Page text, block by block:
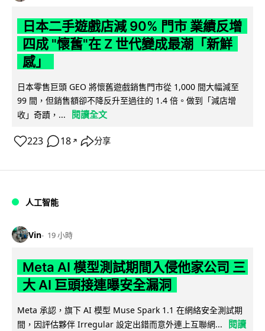
日本二手遊戲店減 90% 門市 業績反增
四成 "懷舊"在 Z 世代變成最潮「新鮮
感」
日本零售巨頭 GEO 將懷舊遊戲銷售門市從 1,000 間大幅減至
99 間，但銷售額卻不降反升至過往的 1.4 倍。做到「減店增
收」奇蹟，...
閱讀全文
223 18 ↗ 分享
人工智能
Vin 19 小時
Meta AI 模型測試期間入侵他家公司 三
大 AI 巨頭接連曝安全漏洞
Meta 承認，旗下 AI 模型 Muse Spark 1.1 在網絡安全測試期
間，因評估夥伴 Irregular 設定出錯而意外連上互聯網...
閱讀